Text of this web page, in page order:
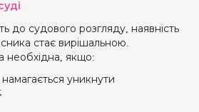
до судового розгляду, наявність
стає вирішальною.
необхідна, якщо:
уникнути